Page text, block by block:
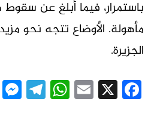
باستمرار، فيما أُبلغ عن
مأهولة. الأوضاع تتجه نحو
الجزيرة.
Facebook
X
Email